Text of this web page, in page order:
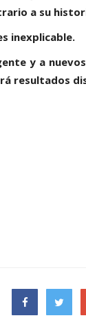
a su
inexplicable.
y a
resultados
un round